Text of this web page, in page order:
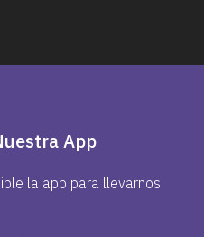
App
la app para llevarnos